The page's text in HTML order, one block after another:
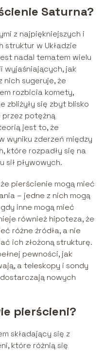
Saturna?
z najpiękniejszych i
struktur w Układzie
nadal tematem wielu
wyjaśniających, jak
nich sugeruje, że
rozbicia komety,
zbliżyły się zbyt blisko
przez potężną
jest to, że
wyniku zderzeń między
które rozpadły się na
sił pływowych.
pierścienie mogą mieć
– jedne z nich mogą
inne mogą mieć
również hipoteza, że
różne źródła, a nie
ich złożoną strukturę.
pewności, jak
a teleskopy i sondy
nowych
pierścieni?
składający się z
które różnią się